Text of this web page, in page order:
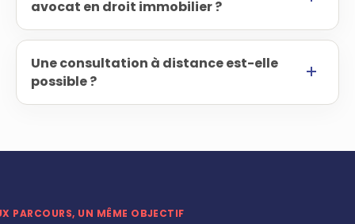
avocat en droit immobilier ?
Une consultation à distance est-elle
possible ?
PARCOURS, UN MÊME OBJECTIF